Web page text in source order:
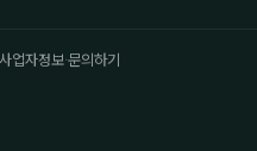
사업자정보·문의하기